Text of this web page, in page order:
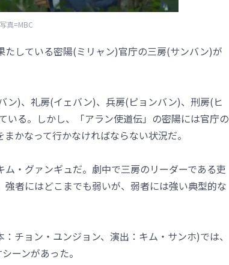
写真=MBC
たしている密陽(ミリャン)官庁の三房(サンバン)が
ン)、礼房(イェバン)、兵房(ピョンバン)、刑房(ヒ
る。しかし、「アラン使道伝」の密陽には官庁の
かなって行かなければならない状況だ。
・グァンギュだ。劇中で三房のリーダーである吏
者にはどこまでも弱いが、弱者には強い典型的な
チョン・ユンジョン、演出：キム・サンホ)では、
ーンがあった。